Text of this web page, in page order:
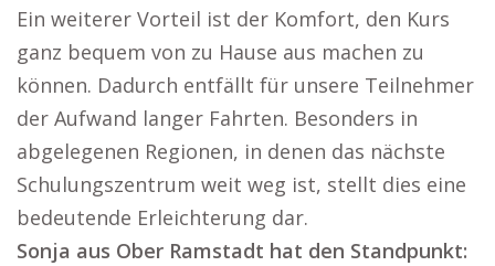
Ein weiterer Vorteil ist der Komfort, den Kurs
ganz bequem von zu Hause aus machen zu
können. Dadurch entfällt für unsere Teilnehmer
der Aufwand langer Fahrten. Besonders in
abgelegenen Regionen, in denen das nächste
Schulungszentrum weit weg ist, stellt dies eine
bedeutende Erleichterung dar.
Sonja aus Ober Ramstadt hat den Standpunkt: